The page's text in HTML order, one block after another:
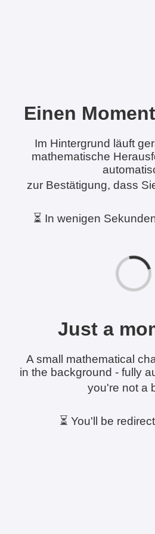
Einen
Im Hintergrund läuft
mathematische
zur Bestätigung, dass
⏳ In wenigen
Just a
A small mathematical
in the background - fully
you're not a
⏳ You'll be